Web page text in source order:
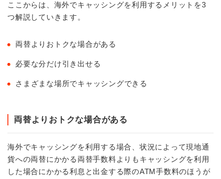
ここからは、海外でキャッシングを利用するメリットを3
つ解説していきます。
両替よりおトクな場合がある
必要な分だけ引き出せる
さまざまな場所でキャッシングできる
両替よりおトクな場合がある
海外でキャッシングを利用する場合、状況によって現地通
貨への両替にかかる両替手数料よりもキャッシングを利用
した場合にかかる利息と出金する際のATM手数料のほうが